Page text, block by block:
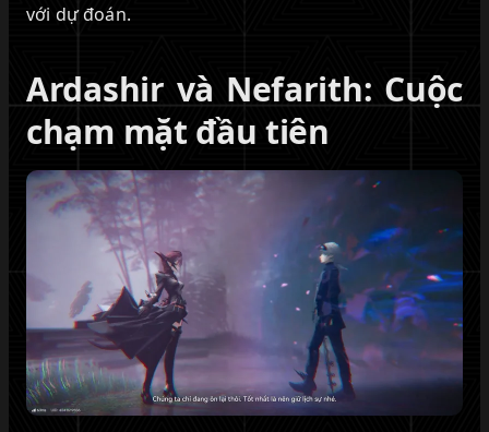
với dự đoán.
Ardashir và Nefarith: Cuộc
chạm mặt đầu tiên